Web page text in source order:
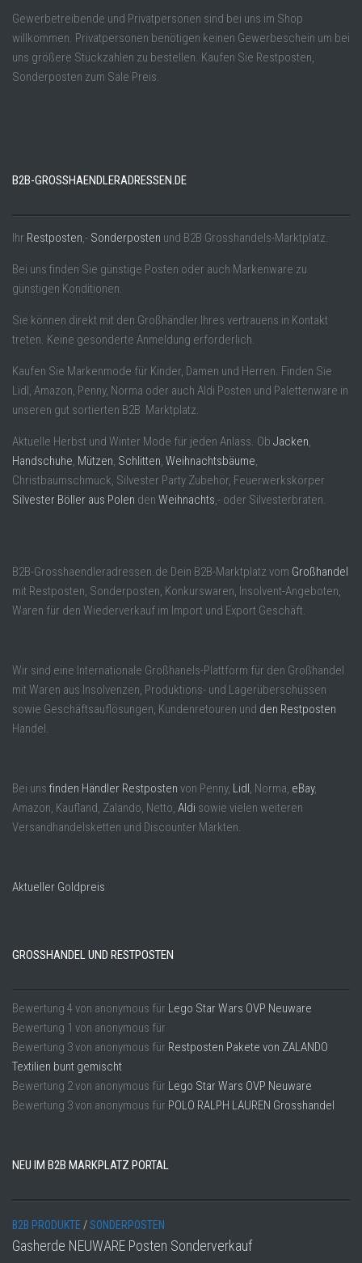
Gewerbetreibende und Privatpersonen sind bei uns im Shop
willkommen. Privatpersonen benötigen keinen Gewerbeschein um bei
uns größere Stückzahlen zu bestellen. Kaufen Sie Restposten,
Sonderposten zum Sale Preis.
B2B-GROSSHAENDLERADRESSEN.DE
Ihr Restposten,- Sonderposten und B2B Grosshandels-Marktplatz.
Bei uns finden Sie günstige Posten oder auch Markenware zu
günstigen Konditionen.
Sie können direkt mit den Großhändler Ihres vertrauens in Kontakt
treten. Keine gesonderte Anmeldung erforderlich.
Kaufen Sie Markenmode für Kinder, Damen und Herren. Finden Sie
Lidl, Amazon, Penny, Norma oder auch Aldi Posten und Palettenware in
unseren gut sortierten B2B Marktplatz.
Aktuelle Herbst und Winter Mode für jeden Anlass. Ob Jacken,
Handschuhe, Mützen, Schlitten, Weihnachtsbäume,
Christbaumschmuck, Silvester Party Zubehör, Feuerwerkskörper
Silvester Böller aus Polen den Weihnachts,- oder Silvesterbraten.
B2B-Grosshaendleradressen.de Dein B2B-Marktplatz vom Großhandel
mit Restposten, Sonderposten, Konkurswaren, Insolvent-Angeboten,
Waren für den Wiederverkauf im Import und Export Geschäft.
Wir sind eine Internationale Großhanels-Plattform für den Großhandel
mit Waren aus Insolvenzen, Produktions- und Lagerüberschüssen
sowie Geschäftsauflösungen, Kundenretouren und den Restposten
Handel.
Bei uns finden Händler Restposten von Penny, Lidl , Norma, eBay,
Amazon, Kaufland, Zalando, Netto, Aldi sowie vielen weiteren
Versandhandelsketten und Discounter Märkten.
Aktueller Goldpreis
GROSSHANDEL UND RESTPOSTEN
Bewertung 4 von anonymous für Lego Star Wars OVP Neuware
Bewertung 1 von anonymous für
Bewertung 3von anonymous für Restposten Pakete von ZALANDO
Textilien bunt gemischt
Bewertung 2von anonymous für Lego Star Wars OVP Neuware
Bewertung 3von anonymous für POLO RALPH LAUREN Grosshandel
NEU IM B2B MARKPLATZ PORTAL
B2B PRODUKTE /SONDERPOSTEN
Gasherde NEUWARE Posten Sonderverkauf